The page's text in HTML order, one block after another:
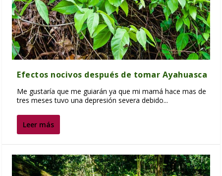
Efectos nocivos después de tomar Ayahuasca
Me gustaría que me guiarán ya que mi mamá hace mas de
tres meses tuvo una depresión severa debido...
Leer más